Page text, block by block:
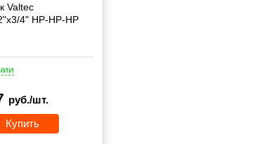
Valtec
4" НР-НР-НР
руб./шт.
Купить